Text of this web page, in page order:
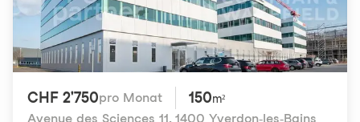
CHF 2'750pro Monat 150m²
Avenue des Sciences 11, 1400 Yverdon-les-Bains